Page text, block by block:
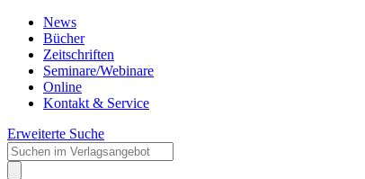
News
Bücher
Zeitschriften
Seminare/Webinare
Online
Kontakt & Service
Erweiterte Suche